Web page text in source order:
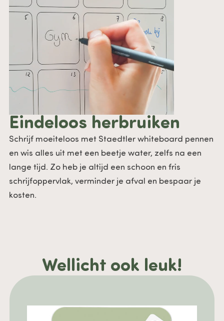
Eindeloos herbruiken
Schrijf moeiteloos met Staedtler whiteboard pennen
en wis alles uit met een beetje water, zelfs na een
lange tijd. Zo heb je altijd een schoon en fris
schrijfoppervlak, verminder je afval en bespaar je
kosten.
Wellicht ook leuk!